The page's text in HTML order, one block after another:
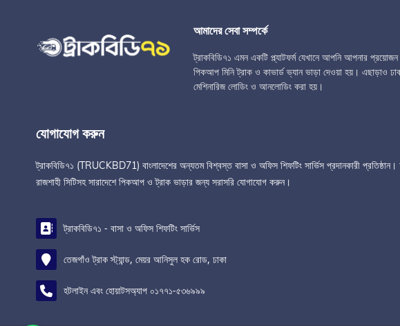
আমাদের সেবা সম্পর্কে
ট্রাকবিডি৭১ এমন একটি প্ল্যাটফর্ম যেখানে আপনি আপনার
পিকআপ মিনি ট্রাক ও কাভার্ড ভ্যান ভাড়া দেওয়া হয়। এছাড়াও
মেশিনারিজ লোডিং ও আনলোডিং করা হয়।
যোগাযোগ করুন
ট্রাকবিডি৭১ (TRUCKBD71) বাংলাদেশের অন্যতম বিশ্বস্ত বাসা ও অফিস শিফটিং সার্ভিস প্রদানকারী প্রতিষ্ঠান।
রাজশাহী সিটিসহ সারাদেশে পিকআপ ও ট্রাক ভাড়ার জন্য সরাসরি যোগাযোগ করুন।
ট্রাকবিডি৭১ - বাসা ও অফিস শিফটিং সার্ভিস
তেজগাঁও ট্রাক স্ট্যান্ড, মেয়র আনিসুল হক রোড, ঢাকা
হটলাইন এবং হোয়াটসঅ্যাপ ০১৭৭১-৫৩৬৯৯৯